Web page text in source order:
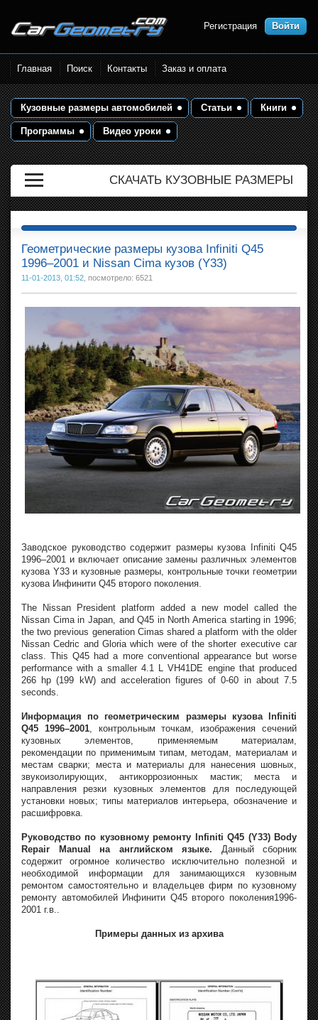
Размеры кузова автомобилей.
Контрольные точки и кузовные
размеры. Геометрия кузова
Регистрация Войти
Главная Поиск Контакты Заказ и оплата
Кузовные размеры автомобилей Статьи Книги
Программы Видео уроки
СКАЧАТЬ КУЗОВНЫЕ РАЗМЕРЫ
Геометрические размеры кузова Infiniti Q45
1996–2001 и Nissan Cima кузов (Y33)
11-01-2013, 01:52 , посмотрело: 6521
Заводское руководство содержит размеры кузова Infiniti Q45
1996–2001 и включает описание замены различных элементов
кузова Y33 и кузовные размеры, контрольные точки геометрии
кузова Инфинити Q45 второго поколения.
The Nissan President platform added a new model called the
Nissan Cima in Japan, and Q45 in North America starting in 1996;
the two previous generation Cimas shared a platform with the older
Nissan Cedric and Gloria which were of the shorter executive car
class. This Q45 had a more conventional appearance but worse
performance with a smaller 4.1 L VH41DE engine that produced
266 hp (199 kW) and acceleration figures of 0-60 in about 7.5
seconds.
Информация по геометрическим размеры кузова Infiniti
Q45 1996–2001, контрольным точкам, изображения сечений
кузовных элементов, применяемым материалам,
рекомендации по применимым типам, методам, материалам и
местам сварки; места и материалы для нанесения шовных,
звукоизолирующих, антикоррозионных мастик; места и
направления резки кузовных элементов для последующей
установки новых; типы материалов интерьера, обозначение и
расшифровка.
Руководство по кузовному ремонту Infiniti Q45 (Y33) Body
Repair Manual на английском языке. Данный сборник
содержит огромное количество исключительно полезной и
необходимой информации для занимающихся кузовным
ремонтом самостоятельно и владельцев фирм по кузовному
ремонту автомобилей Инфинити Q45 второго поколения1996-
2001 г.в..
Примеры данных из архива